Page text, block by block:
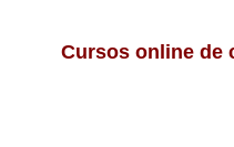
Cursos online de